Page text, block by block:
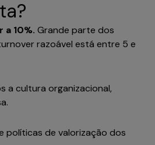
10%. Grande parte dos
razoável está entre 5 e
a cultura organizacional,
políticas de valorização dos